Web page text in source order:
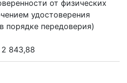
от физических
удостоверения
порядке передоверия)
2 843,88